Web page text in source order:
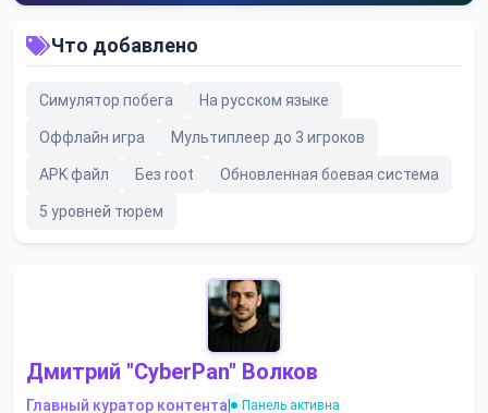
Что добавлено
Симулятор побега На русском языке
Оффлайн игра Мультиплеер до 3 игроков
APK файл Без root Обновленная боевая система
5 уровней тюрем
Дмитрий "CyberPan" Волков
Главный куратор контента Панель активна